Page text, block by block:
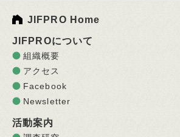
JIFPRO Home
JIFPROについて
組織概要
アクセス
Facebook
Newsletter
活動案内